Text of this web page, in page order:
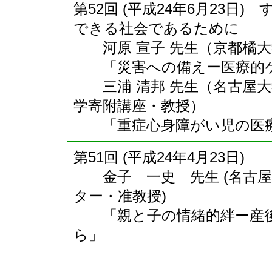
第52回 (平成24年6月23日)
できる社会であるために
河原 宣子 先生（京都橘大
「災害への備えー医療的
三浦 清邦 先生（名古屋大
学寄附講座・教授）
「重症心身障がい児の医
第51回 (平成24年4月23日)
金子 一史 先生 (名古屋大
ター・准教授)
「親と子の情緒的絆ー産
ら」